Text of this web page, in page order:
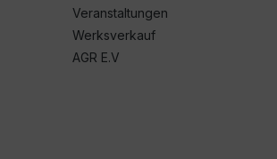
Veranstaltungen
Werksverkauf
AGR E.V